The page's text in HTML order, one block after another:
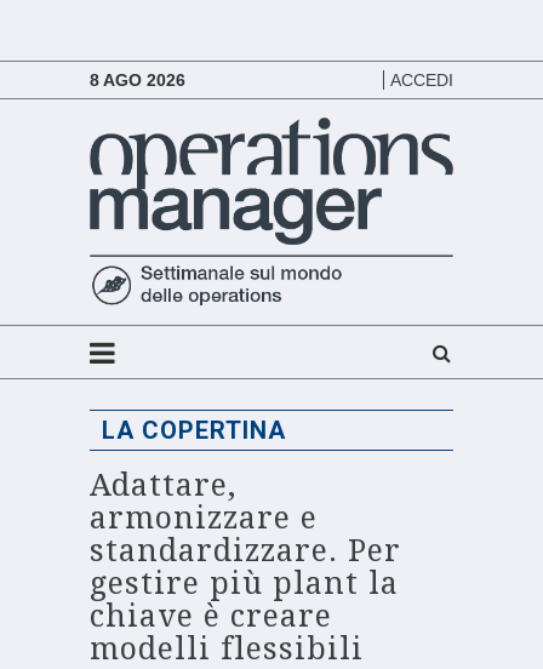
8 AGO 2026 ACCEDI
LA COPERTINA
Adattare,
armonizzare e
standardizzare. Per
gestire più plant la
chiave è creare
modelli flessibili